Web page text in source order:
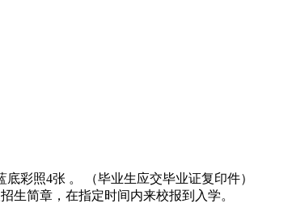
彩照4张 。 （毕业生应交毕业证复印件）
生简章，在指定时间内来校报到入学。